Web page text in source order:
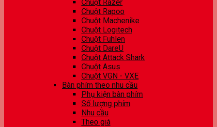
Chuột Razer
Chuột Rapoo
Chuột Machenike
Chuột Logitech
Chuột Fuhlen
Chuột DareU
Chuột Attack Shark
Chuột Asus
Chuột VGN - VXE
Bàn phím theo nhu cầu
Phụ kiện bàn phím
Số lượng phím
Nhu cầu
Theo giá